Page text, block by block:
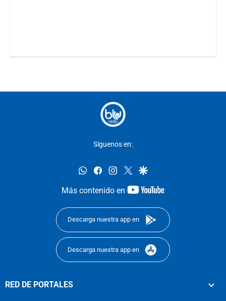
Síguenos en:
whatsappfacebookinstagram
twittergoogle
Más contenido en
youtube-
Descarga nuestra app en
Descarga nuestra app en
RED DE PORTALES